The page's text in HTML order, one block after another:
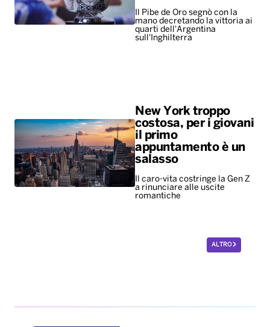
Il Pibe de Oro segnò con la
mano decretando la vittoria ai
quarti dell'Argentina
sull'Inghilterra
New York troppo
costosa, per i giovani
il primo
appuntamento è un
salasso
Il caro-vita costringe la Gen Z
a rinunciare alle uscite
romantiche
ALTRO